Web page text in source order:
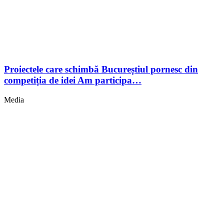
Proiectele care schimbă Bucureștiul pornesc din
competiția de idei Am participa…
Media